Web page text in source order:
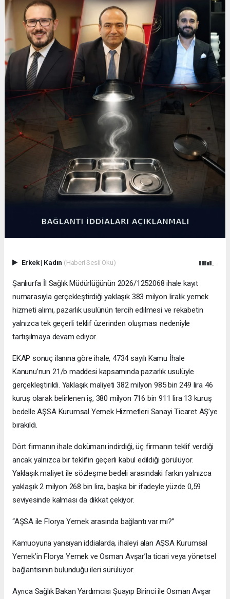
Erkek| Kadın (Haberi Sesli Oku)
Şanlıurfa İl Sağlık Müdürlüğünün 2026/1252068 ihale kayıt
numarasıyla gerçekleştirdiği yaklaşık 383 milyon liralık yemek
hizmeti alımı, pazarlık usulünün tercih edilmesi ve rekabetin
yalnızca tek geçerli teklif üzerinden oluşması nedeniyle
tartışılmaya devam ediyor.
EKAP sonuç ilanına göre ihale, 4734 sayılı Kamu İhale
Kanunu’nun 21/b maddesi kapsamında pazarlık usulüyle
gerçekleştirildi. Yaklaşık maliyeti 382 milyon 985 bin 249 lira 46
kuruş olarak belirlenen iş, 380 milyon 716 bin 911 lira 13 kuruş
bedelle AŞSA Kurumsal Yemek Hizmetleri Sanayi Ticaret AŞ’ye
bırakıldı.
Dört firmanın ihale dokümanı indirdiği, üç firmanın teklif verdiği
ancak yalnızca bir teklifin geçerli kabul edildiği görülüyor.
Yaklaşık maliyet ile sözleşme bedeli arasındaki farkın yalnızca
yaklaşık 2 milyon 268 bin lira, başka bir ifadeyle yüzde 0,59
seviyesinde kalması da dikkat çekiyor.
“AŞSA ile Florya Yemek arasında bağlantı var mı?”
Kamuoyuna yansıyan iddialarda, ihaleyi alan AŞSA Kurumsal
Yemek’in Florya Yemek ve Osman Avşar’la ticari veya yönetsel
bağlantısının bulunduğu ileri sürülüyor.
Ayrıca Sağlık Bakan Yardımcısı Şuayıp Birinci ile Osman Avşar